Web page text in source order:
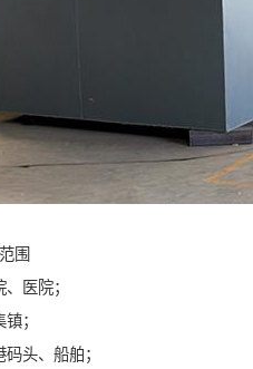
围
医院；
；
头、船舶；